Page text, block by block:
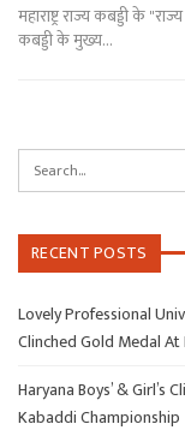
महाराष्ट्र राज्य कबड्डी के
कबड्डी के मुख्य…
RECENT POSTS
Lovely Professional
Clinched Gold Medal
Haryana Boys’ & Girl’s
Kabaddi Championship